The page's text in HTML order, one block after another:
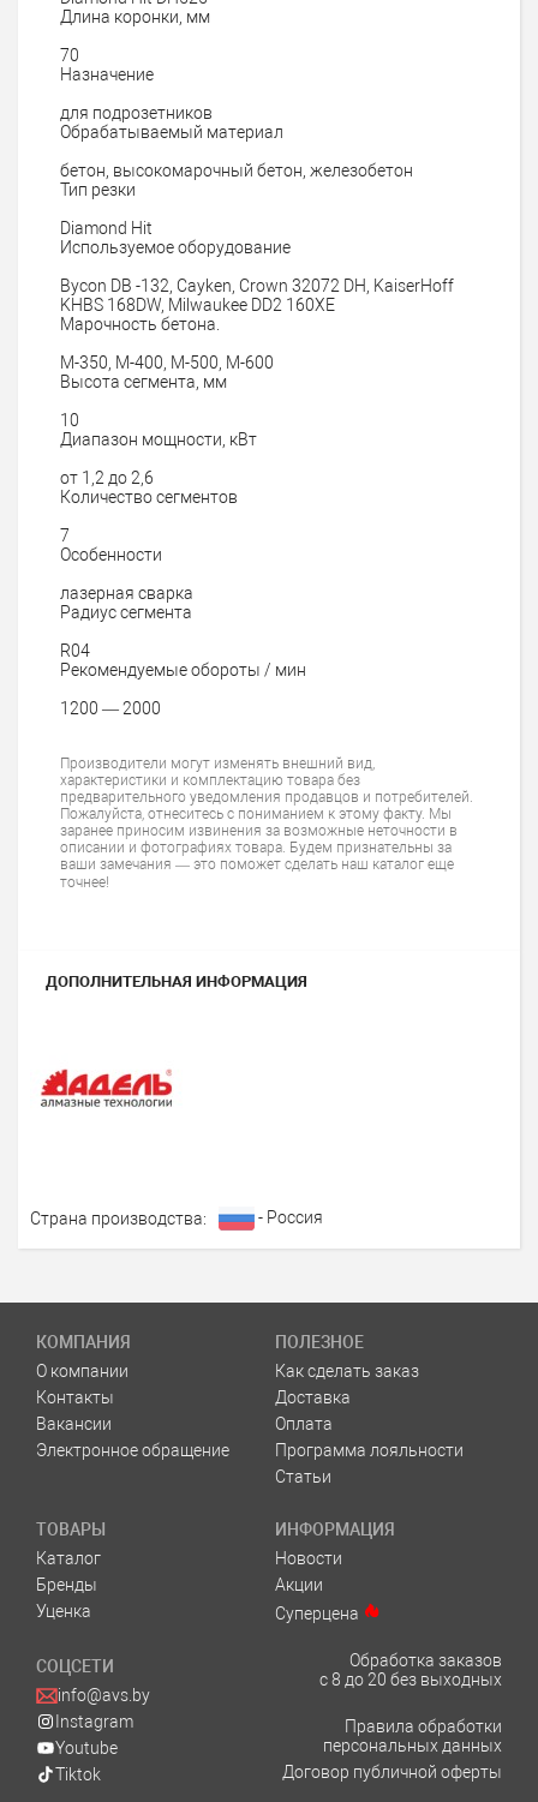
Длина коронки, мм
70
Назначение
для подрозетников
Обрабатываемый материал
бетон, высокомарочный бетон, железобетон
Тип резки
Diamond Hit
Используемое оборудование
Bycon DB -132, Cayken, Crown 32072 DH, KaiserHoff
KHBS 168DW, Milwaukee DD2 160XE
Марочность бетона.
М-350, М-400, М-500, М-600
Высота сегмента, мм
10
Диапазон мощности, кВт
от 1,2 до 2,6
Количество сегментов
7
Особенности
лазерная сварка
Радиус сегмента
R04
Рекомендуемые обороты / мин
1200 — 2000
Производители могут изменять внешний вид,
характеристики и комплектацию товара без
предварительного уведомления продавцов и потребителей.
Пожалуйста, отнеситесь с пониманием к этому факту. Мы
заранее приносим извинения за возможные неточности в
описании и фотографиях товара. Будем признательны за
ваши замечания — это поможет сделать наш каталог еще
точнее!
ДОПОЛНИТЕЛЬНАЯ ИНФОРМАЦИЯ
Страна производства: - Россия
КОМПАНИЯ
О компании
Контакты
Вакансии
Электронное обращение
ПОЛЕЗНОЕ
Как сделать заказ
Доставка
Оплата
Программа лояльности
Статьи
ТОВАРЫ
Каталог
Бренды
Уценка
ИНФОРМАЦИЯ
Новости
Акции
Суперцена
СОЦСЕТИ
info@avs.by
Instagram
Youtube
Tiktok
Обработка заказов
с 8 до 20 без выходных
Правила обработки
персональных данных
Договор публичной оферты